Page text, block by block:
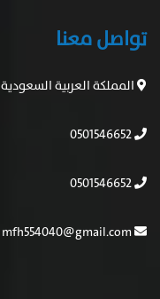
تواصل معنا
المملكة العربية السعودية